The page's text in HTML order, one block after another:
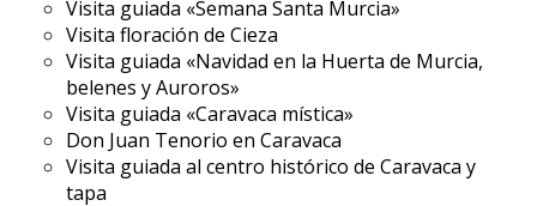
Visita guiada «Semana Santa Murcia»
Visita floración de Cieza
Visita guiada «Navidad en la Huerta de Murcia,
belenes y Auroros»
Visita guiada «Caravaca mística»
Don Juan Tenorio en Caravaca
Visita guiada al centro histórico de Caravaca y
tapa